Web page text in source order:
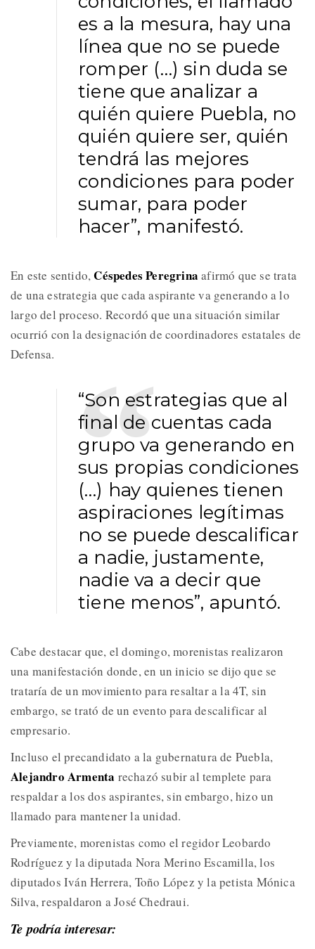
es a la mesura, hay una
línea que no se puede
romper (…) sin duda se
tiene que analizar a
quién quiere Puebla, no
quién quiere ser, quién
tendrá las mejores
condiciones para poder
sumar, para poder
hacer”, manifestó.
En este sentido,Céspedes Peregrina afirmó que se trata
de una estrategia que cada aspirante va generando a lo
largo del proceso. Recordó que una situación similar
ocurrió con la designación de coordinadores estatales de
Defensa.
“Son estrategias que al
final de cuentas cada
grupo va generando en
sus propias condiciones
(…) hay quienes tienen
aspiraciones legítimas
no se puede descalificar
a nadie, justamente,
nadie va a decir que
tiene menos”, apuntó.
Cabe destacar que, el domingo, morenistas realizaron
una manifestación donde, en un inicio se dijo que se
trataría de un movimiento para resaltar a la 4T, sin
embargo, se trató de un evento para descalificar al
empresario.
Incluso el precandidato a la gubernatura de Puebla,
Alejandro Armenta rechazó subir al templete para
respaldar a los dos aspirantes, sin embargo, hizo un
llamado para mantener la unidad.
Previamente, morenistas como el regidor Leobardo
Rodríguez y la diputada Nora Merino Escamilla, los
diputados Iván Herrera, Toño López y la petista Mónica
Silva, respaldaron a José Chedraui.
Te podría interesar: